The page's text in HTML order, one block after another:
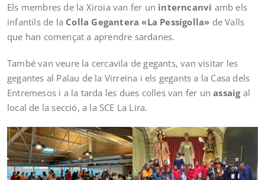
Els membres de la Xiroia van fer un interncanvi amb els
infantils de la Colla Gegantera «La Pessigolla» de Valls
que han començat a aprendre sardanes.
També van veure la cercavila de gegants, van visitar les
gegantes al Palau de la Virreina i els gegants a la Casa dels
Entremesos i a la tarda les dues colles van fer unassaigal
local de la secció, a la SCE La Lira.